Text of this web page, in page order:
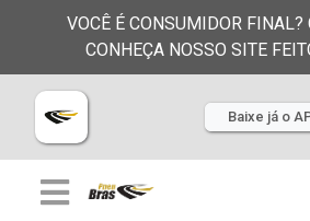
VOCÊ É CONSUMIDOR FINAL?
CONHEÇA NOSSO SITE
Baixe já o